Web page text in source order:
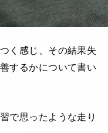
く感じ、その結果失
するかについて書い
で思ったような走り